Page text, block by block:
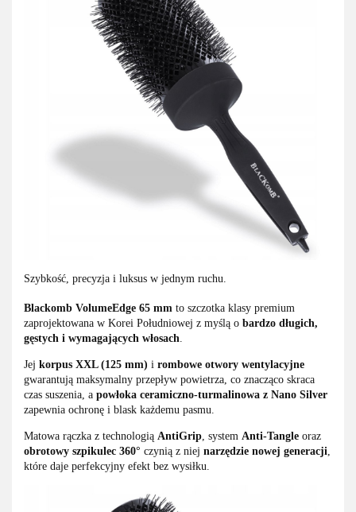
Szybkość, precyzja i luksus w jednym ruchu.
Blackomb VolumeEdge 65 mm to szczotka klasy premium
zaprojektowana w Korei Południowej z myślą o bardzo długich,
gęstych i wymagających włosach
Jej korpus XXL (125 mm) i rombowe otwory wentylacyjne
gwarantują maksymalny przepływ powietrza, co znacząco skraca
czas suszenia, a powłoka ceramiczno-turmalinowa z Nano Silver
zapewnia ochronę i blask każdemu pasmu.
Matowa rączka z technologią AntiGrip , system Anti-Tangle oraz
obrotowy szpikulec 360° czynią z niej narzędzie nowej generacji
które daje perfekcyjny efekt bez wysiłku.